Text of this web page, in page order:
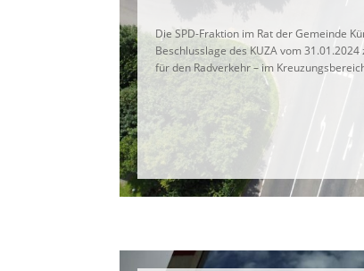
Die SPD-Fraktion im Rat der Gemeinde
Beschlusslage des KUZA vom
für den Radverkehr – im